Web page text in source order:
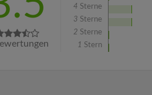
4 Sterne
3 Sterne
2 Sterne
1 Stern